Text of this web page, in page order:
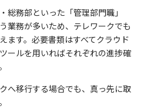
総務部といった「管理部門職」
業務が多いため、テレワークでも
ます。必要書類はすべてクラウド
ールを用いればそれぞれの進捗確
へ移行する場合でも、真っ先に取